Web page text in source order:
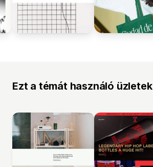
Ezt a témát használó üzletek